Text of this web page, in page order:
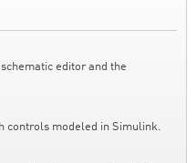
editor and the
controls modeled in Simulink.